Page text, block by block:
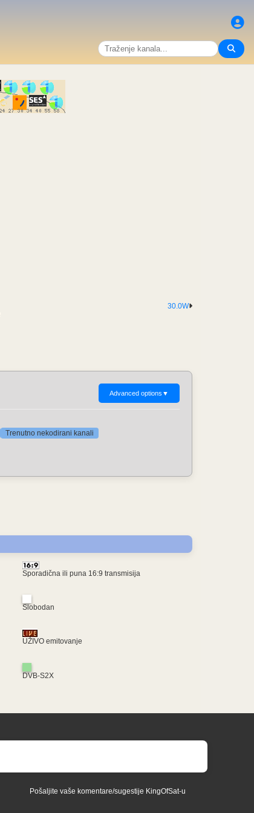
30.0W
Advanced options ▼
Trenutno nekodirani kanali
Sporadična ili puna 16:9 transmisija
Slobodan
UŽIVO emitovanje
DVB-S2X
Pošaljite vaše komentare/sugestije KingOfSat-u